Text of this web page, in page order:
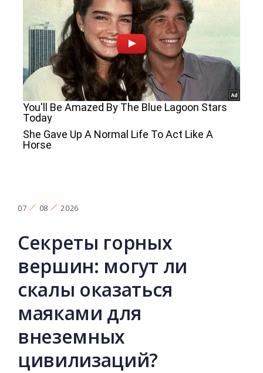
07 08 2026
Секреты горных
вершин: могут ли
скалы оказаться
маяками для
внеземных
цивилизаций?